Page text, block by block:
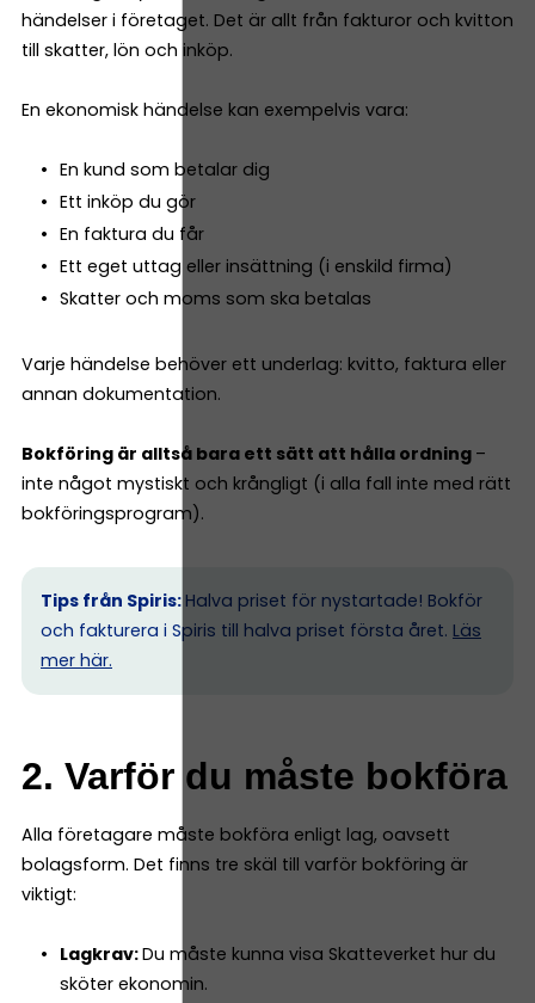
händelser i företaget. Det är allt från fakturor och kvitton
till skatter, lön och inköp.
En ekonomisk händelse kan exempelvis vara:
En kund som betalar dig
Ett inköp du gör
En faktura du får
Ett eget uttag eller insättning (i enskild firma)
Skatter och moms som ska betalas
Varje händelse behöver ett underlag: kvitto, faktura eller
annan dokumentation.
Bokföring är alltså bara ett sätt att hålla ordning –
inte något mystiskt och krångligt (i alla fall inte med rätt
bokföringsprogram).
Tips från Spiris: Halva priset för nystartade! Bokför
och fakturera i Spiris till halva priset första året. Läs
mer här.
2. Varför du måste bokföra
Alla företagare måste bokföra enligt lag, oavsett
bolagsform. Det finns tre skäl till varför bokföring är
viktigt:
Lagkrav:Du måste kunna visa Skatteverket hur du
sköter ekonomin.